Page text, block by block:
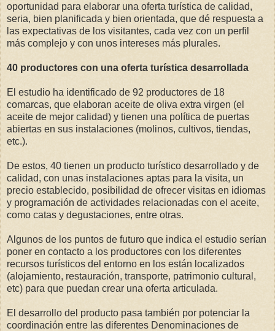
oportunidad para elaborar una oferta turística de calidad,
seria, bien planificada y bien orientada, que dé respuesta a
las expectativas de los visitantes, cada vez con un perfil
más complejo y con unos intereses más plurales.
40 productores con una oferta turística desarrollada
El estudio ha identificado de 92 productores de 18
comarcas, que elaboran aceite de oliva extra virgen (el
aceite de mejor calidad) y tienen una política de puertas
abiertas en sus instalaciones (molinos, cultivos, tiendas,
etc.).
De estos, 40 tienen un producto turístico desarrollado y de
calidad, con unas instalaciones aptas para la visita, un
precio establecido, posibilidad de ofrecer visitas en idiomas
y programación de actividades relacionadas con el aceite,
como catas y degustaciones, entre otras.
Algunos de los puntos de futuro que indica el estudio serían
poner en contacto a los productores con los diferentes
recursos turísticos del entorno en los están localizados
(alojamiento, restauración, transporte, patrimonio cultural,
etc) para que puedan crear una oferta articulada.
El desarrollo del producto pasa también por potenciar la
coordinación entre las diferentes Denominaciones de